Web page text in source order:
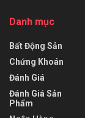
Danh mục
Bất Động Sản
Chứng Khoán
Đánh Giá
Đánh Giá Sản
Phẩm